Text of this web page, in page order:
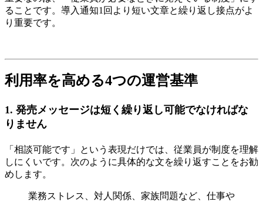
ることです。導入通知1回より短い文章と繰り返し接点がよ
り重要です。
利用率を高める4つの運営基準
1. 発売メッセージは短く繰り返し可能でなければな
りません
「相談可能です」という表現だけでは、従業員が制度を理解
しにくいです。次のように具体的な文を繰り返すことをお勧
めします。
業務ストレス、対人関係、家族問題など、仕事や